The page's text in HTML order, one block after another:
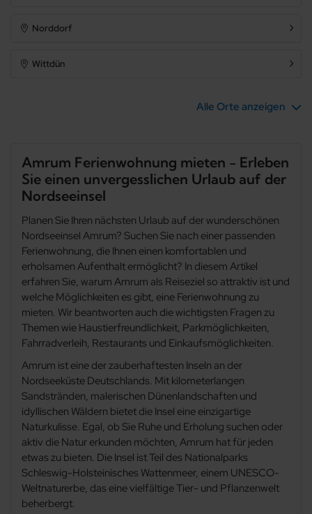
Norddorf
Wittdün
Alle Orte anzeigen
Amrum Ferienwohnung mieten - Erleben
Sie einen unvergesslichen Urlaub auf der
Nordseeinsel
Planen Sie Ihren nächsten Urlaub auf der wunderschönen
Nordseeinsel Amrum? Suchen Sie nach einer passenden
Ferienwohnung, die Ihnen einen komfortablen und
erholsamen Aufenthalt ermöglicht? In diesem Artikel
erfahren Sie, warum Amrum als Reiseziel so attraktiv ist und
welche Möglichkeiten es gibt, eine Ferienwohnung zu
mieten. Wir beantworten auch die wichtigsten Fragen zu
Themen wie Haustierfreundlichkeit, Parkmöglichkeiten,
Fahrradverleih, Restaurants und Einkaufsmöglichkeiten.
Amrum ist eine der zauberhaftesten Inseln an der
Nordseeküste Deutschlands. Mit kilometerlangen
Sandstränden, malerischen Dünenlandschaften und
idyllischen Wäldern bietet die Insel eine einzigartige
Naturkulisse. Egal, ob Sie Ruhe und Erholung suchen oder
aktiv die Natur erkunden möchten, Amrum hat für jeden
etwas zu bieten. Die Insel ist Teil des Nationalparks
Schleswig-Holsteinisches Wattenmeer, einem UNESCO-
Weltnaturerbe, das eine vielfältige Tier- und Pflanzenwelt
beherbergt.